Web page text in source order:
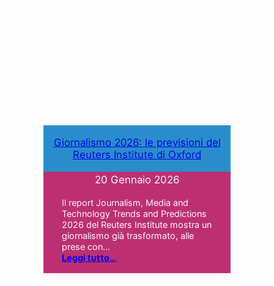
Giornalismo 2026: le previsioni del
Reuters Institute di Oxford
20 Gennaio 2026
Il report Journalism, Media and
Technology Trends and Predictions
2026 del Reuters Institute mostra un
giornalismo già trasformato, alle
prese con…
Leggi tutto...